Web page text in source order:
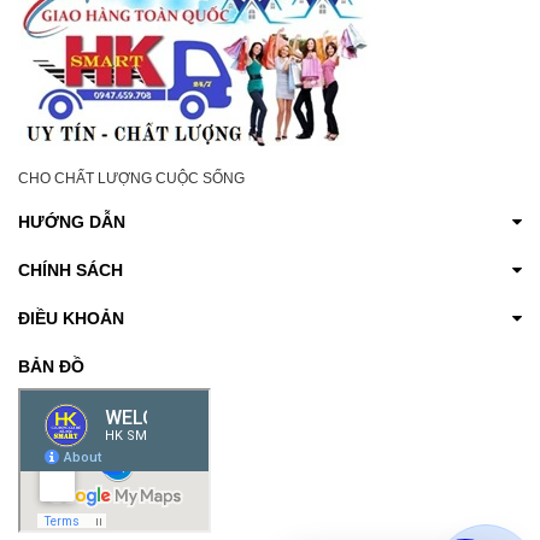
CHO CHẤT LƯỢNG CUỘC SỐNG
HƯỚNG DẪN
CHÍNH SÁCH
ĐIỀU KHOẢN
BẢN ĐỒ